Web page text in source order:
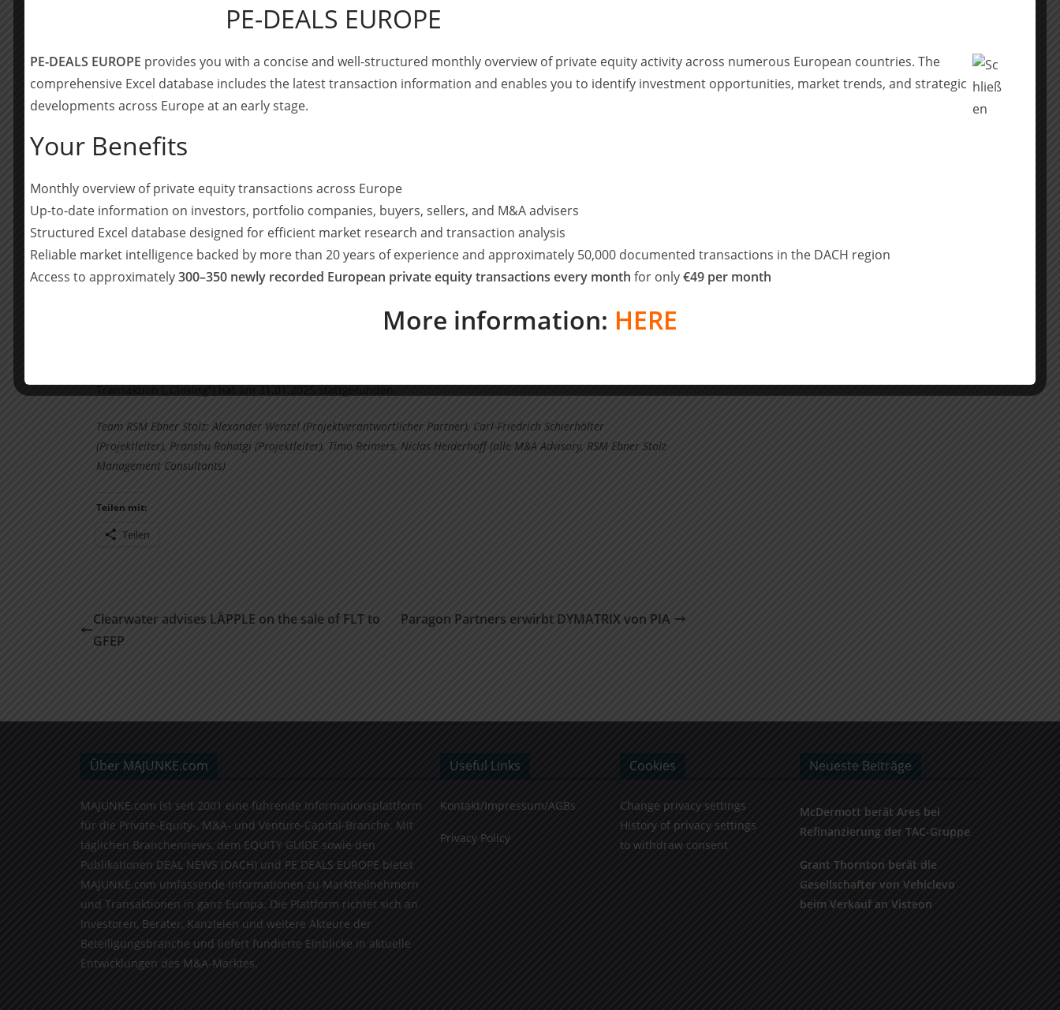
Standorten in Deutschland hat die ProChem ein profitables Dienstleistungsportfolio aufgebaut, dass von
der Laborsynthese bis hin zur Serienfertigung großvolumiger Spezialitätenchemikalien im Maßstab von
Nach den Rekordjahren 2021 und 2022, die durch Großprojekte im Zusammenhang mit Covid-19 und
anderen Impfstoffen geprägt waren, kam es Anfang 2024 zu einem starken Rückgang der Projektumsätze
Insolvenzgericht Frankfurt am Main über die WeylChem InnoTec GmbH eröffnet wurde.
Das Insolvenzgericht Frankfurt am Main hat den Restrukturierungs- und Sanierungsexperten Dr. Andreas
Kleinschmidt (White & Case-Partner) zum Sachwalter der WeylChem InnoTec GmbH bestellt. Die erfahrenen
Generalbevollmächtigten Dr. Christoph von Wilcken und Detlef Specovius (Schultze & Braun) begleiten
gemeinsam mit Felix Hick (Interim CEO) das Unternehmen im Zuge der Insolvenz.
Die Sachwaltung hat den Branchenexperten Alexander Wenzel (RSM Ebner Stolz-Partner) exklusiv mit der
Zusätzlich hat RSM Ebner Stolz den (vorläufigen) Gläubigerausschuss mit einer marktorientierten
Bewertung einzelner Unternehmensteile der WeylChem InnoTec unterstützt.
Transaktion („Closing“) hat am 31.01.2025 stattgefunden.
Team RSM Ebner Stolz: Alexander Wenzel (Projektverantwortlicher Partner), Carl-Friedrich Schierhölter
(Projektleiter), Pranshu Rohatgi (Projektleiter), Timo Reimers, Niclas Heiderhoff (alle M&A Advisory, RSM Ebner Stolz
Management Consultants)
Teilen mit:
Teilen
Clearwater advises LÄPPLE on the sale of FLT to
GFEP
Paragon Partners erwirbt DYMATRIX von PIA
Über MAJUNKE.com
MAJUNKE.com ist seit 2001 eine führende Informationsplattform
für die Private-Equity-, M&A- und Venture-Capital-Branche. Mit
täglichen Branchennews, dem EQUITY GUIDE sowie den
Publikationen DEAL NEWS (DACH) und PE DEALS EUROPE bietet
MAJUNKE.com umfassende Informationen zu Marktteilnehmern
und Transaktionen in ganz Europa. Die Plattform richtet sich an
Investoren, Berater, Kanzleien und weitere Akteure der
Beteiligungsbranche und liefert fundierte Einblicke in aktuelle
Entwicklungen des M&A-Marktes.
Useful Links
Kontakt/Impressum/AGBs
Privacy Policy
Cookies
Change privacy settings
History of privacy settings
to withdraw consent
Neueste Beiträge
McDermott berät Ares bei
Refinanzierung der TAC-Gruppe
Grant Thornton berät die
Gesellschafter von Vehiclevo
beim Verkauf an Visteon
PE-DEALS EUROPE
PE-DEALS EUROPE provides you with a concise and well-structured monthly overview of private equity activity across numerous European countries. The
comprehensive Excel database includes the latest transaction information and enables you to identify investment opportunities, market trends, and strategic
developments across Europe at an early stage.
Your Benefits
Monthly overview of private equity transactions across Europe
Up-to-date information on investors, portfolio companies, buyers, sellers, and M&A advisers
Structured Excel database designed for efficient market research and transaction analysis
Reliable market intelligence backed by more than 20 years of experience and approximately 50,000 documented transactions in the DACH region
Access to approximately300–350 newly recorded European private equity transactions every month for only€49 per month
More information: HERE